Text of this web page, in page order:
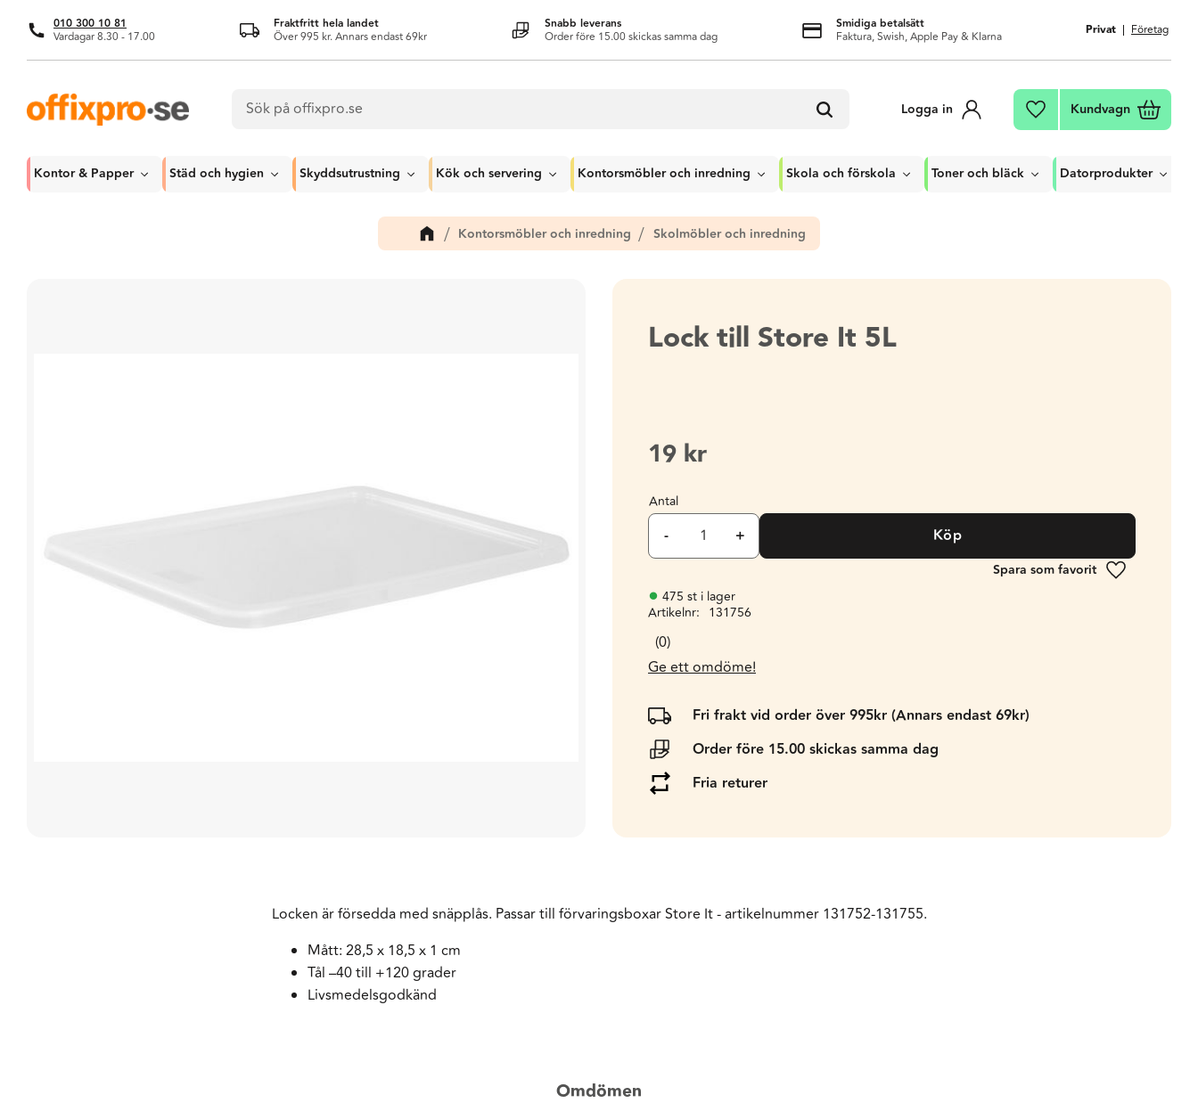
010 300 10 81
Vardagar 8.30 - 17.00
Fraktfritt hela landet
Över 995 kr. Annars endast 69kr
Snabb leverans
Order före 15.00 skickas samma dag
Smidiga betalsätt
Faktura, Swish, Apple Pay & Klarna Privat Företag
Logga in Favoriter
Kundvagn
Kontor & Papper Städ och hygien Skyddsutrustning Kök och servering Kontorsmöbler och inredning Skola och förskola Toner och bläck Datorprodukter
Kontorsmöbler och inredning Skolmöbler och inredning
Lock till Store It 5L
19 kr
Antal
+
- Köp
Lägg till i
475 st i lager
Artikelnr
131756
0
Ge ett omdöme!
Fri frakt vid order över 995kr (Annars endast 69kr)
Order före 15.00 skickas samma dag
Fria returer
Locken är försedda med snäpplås. Passar till förvaringsboxar Store It - artikelnummer 131752-131755.
Mått: 28,5 x 18,5 x 1 cm
Tål –40 till +120 grader
Livsmedelsgodkänd
Omdömen